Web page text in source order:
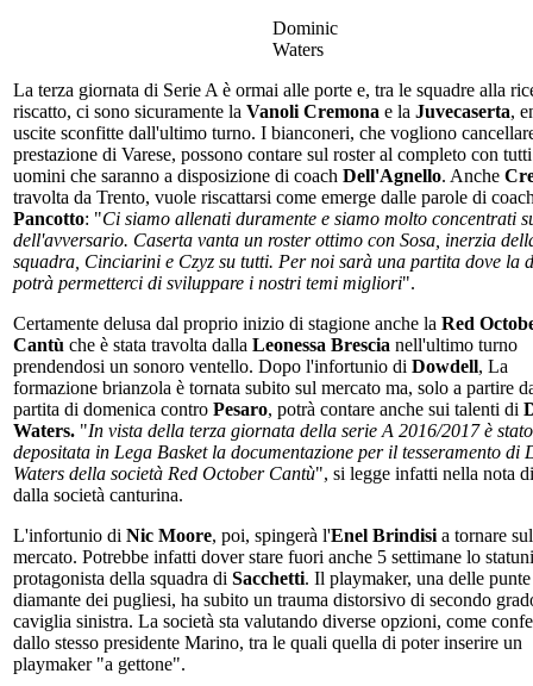
Dominic
Waters
La terza giornata di Serie A è ormai alle porte e, tra le squadre alla
riscatto, ci sono sicuramente la Vanoli Cremona e la Juvecaserta,
uscite sconfitte dall'ultimo turno. I bianconeri, che vogliono
prestazione di Varese, possono contare sul roster al completo con
uomini che saranno a disposizione di coach Dell'Agnello. Anche
travolta da Trento, vuole riscattarsi come emerge dalle parole di
Pancotto: "Ci siamo allenati duramente e siamo molto concentrati
dell'avversario. Caserta vanta un roster ottimo con Sosa, inerzia
squadra, Cinciarini e Czyz su tutti. Per noi sarà una partita dove la
potrà permetterci di sviluppare i nostri temi migliori".
Certamente delusa dal proprio inizio di stagione anche la Red
Cantù che è stata travolta dalla Leonessa Brescia nell'ultimo turno
prendendosi un sonoro ventello. Dopo l'infortunio di Dowdell, La
formazione brianzola è tornata subito sul mercato ma, solo a partire
partita di domenica contro Pesaro, potrà contare anche sui talenti di
Waters. "In vista della terza giornata della serie A 2016/2017 è stato
depositata in Lega Basket la documentazione per il tesseramento di
Waters della società Red October Cantù", si legge infatti nella nota
dalla società canturina.
L'infortunio di Nic Moore, poi, spingerà l'Enel Brindisi a tornare sul
mercato. Potrebbe infatti dover stare fuori anche 5 settimane lo
protagonista della squadra di Sacchetti. Il playmaker, una delle
diamante dei pugliesi, ha subito un trauma distorsivo di secondo
caviglia sinistra. La società sta valutando diverse opzioni, come
dallo stesso presidente Marino, tra le quali quella di poter inserire un
playmaker "a gettone".